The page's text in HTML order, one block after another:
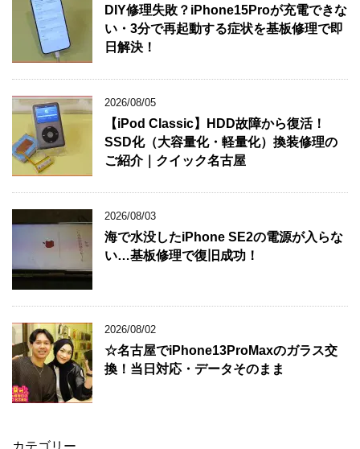
DIY修理失敗？iPhone15Proが充電できな
い・3分で再起動する症状を基板修理で即
日解決！
2026/08/05
【iPod Classic】HDD故障から復活！
SSD化（大容量化・軽量化）換装修理の
ご紹介｜クイック名古屋
2026/08/03
海で水没したiPhone SE2の電源が入らな
い…基板修理で復旧成功！
2026/08/02
☆名古屋でiPhone13ProMaxのガラス交
換！当日対応・データそのまま